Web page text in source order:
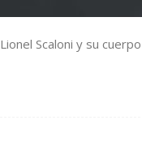
Lionel Scaloni y su